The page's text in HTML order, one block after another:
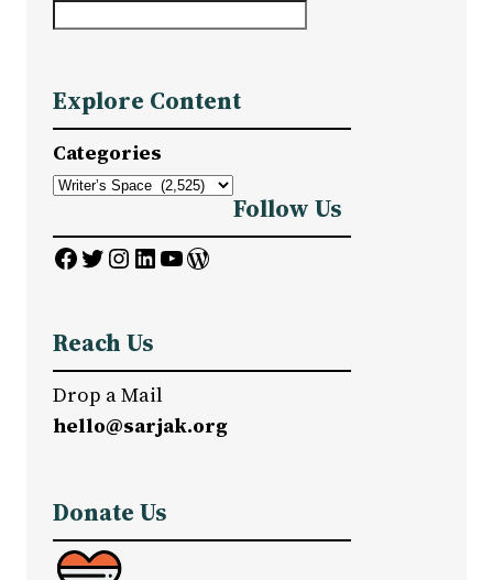
r
c
h
Explore Content
Categories
Follow Us
Facebook Twitter InstagramLinkedIn YouTube WordPress
Reach Us
Drop a Mail
hello@sarjak.org
Donate Us